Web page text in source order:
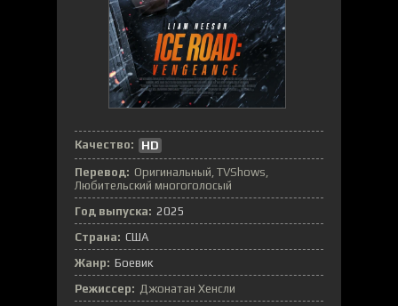
Качество:
HD
Перевод: Оригинальный, TVShows,
Любительский многоголосый
Год выпуска: 2025
Страна: США
Жанр: Боевик
Режиссер: Джонатан Хенсли